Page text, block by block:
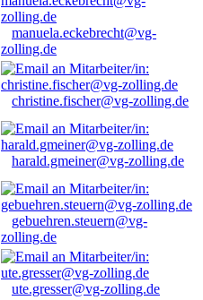
manuela.eckebrecht@vg-
zolling.de
christine.fischer@vg-zolling.de
harald.gmeiner@vg-zolling.de
gebuehren.steuern@vg-
zolling.de
ute.gresser@vg-zolling.de